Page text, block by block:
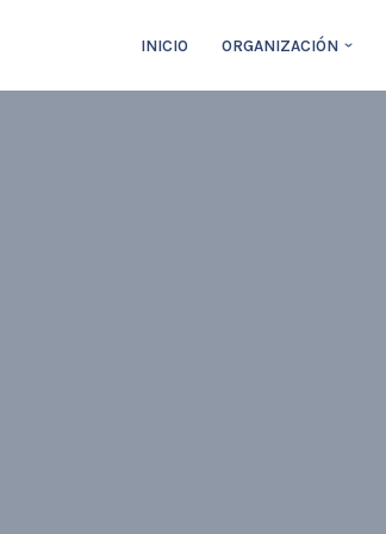
INICIO ORGANIZACIÓN